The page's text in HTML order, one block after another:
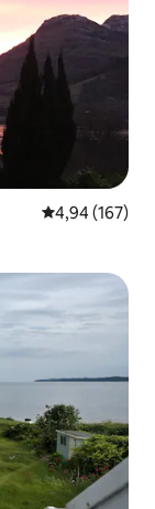
4,94 de uma
4,94 (167)